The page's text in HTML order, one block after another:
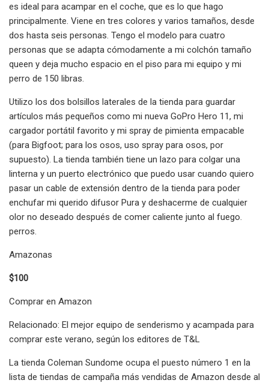
es ideal para acampar en el coche, que es lo que hago
principalmente. Viene en tres colores y varios tamaños, desde
dos hasta seis personas. Tengo el modelo para cuatro
personas que se adapta cómodamente a mi colchón tamaño
queen y deja mucho espacio en el piso para mi equipo y mi
perro de 150 libras.
Utilizo los dos bolsillos laterales de la tienda para guardar
artículos más pequeños como mi nueva GoPro Hero 11, mi
cargador portátil favorito y mi spray de pimienta empacable
(para Bigfoot; para los osos, uso spray para osos, por
supuesto). La tienda también tiene un lazo para colgar una
linterna y un puerto electrónico que puedo usar cuando quiero
pasar un cable de extensión dentro de la tienda para poder
enchufar mi querido difusor Pura y deshacerme de cualquier
olor no deseado después de comer caliente junto al fuego.
perros.
Amazonas
$100
Comprar en Amazon
Relacionado: El mejor equipo de senderismo y acampada para
comprar este verano, según los editores de T&L
La tienda Coleman Sundome ocupa el puesto número 1 en la
lista de tiendas de campaña más vendidas de Amazon desde al